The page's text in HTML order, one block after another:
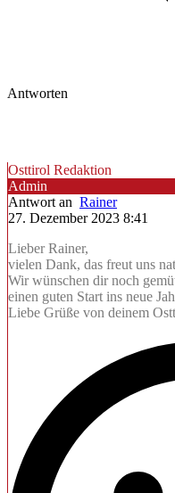
Antworten
Osttirol Redaktion
Admin
Antwort an Rainer
27. Dezember 2023 8:41
Lieber Rainer,
vielen Dank, das freut uns
Wir wünschen dir noch
einen guten Start ins neue
Liebe Grüße von deinem